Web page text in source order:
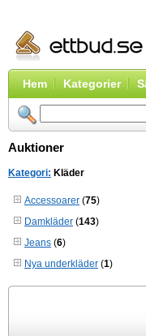
Hem Kategorier
Auktioner
Kategori: Kläder
Accessoarer (75)
Damkläder (143)
Jeans (6)
Nya underkläder (1)